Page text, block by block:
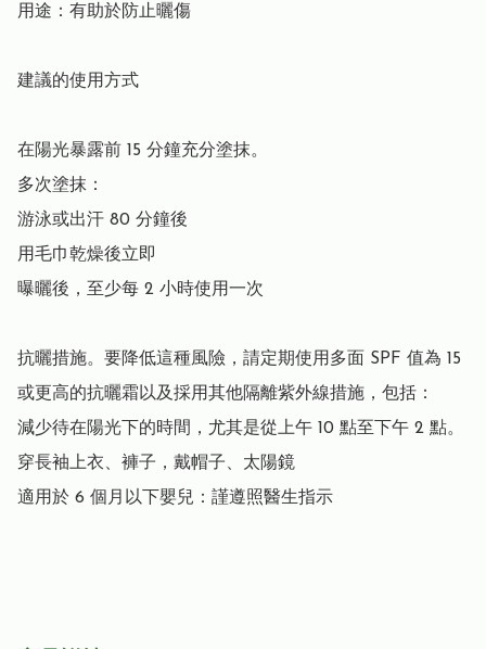
用途：有助於防止曬傷
建議的使用方式
在陽光暴露前 15 分鐘充分塗抹。
多次塗抹：
游泳或出汗 80 分鐘後
用毛巾乾燥後立即
曝曬後，至少每 2 小時使用一次
抗曬措施。要降低這種風險，請定期使用多面 SPF 值為 15
或更高的抗曬霜以及採用其他隔離紫外線措施，包括：
減少待在陽光下的時間，尤其是從上午 10 點至下午 2 點。
穿長袖上衣、褲子，戴帽子、太陽鏡
適用於 6 個月以下嬰兒：謹遵照醫生指示